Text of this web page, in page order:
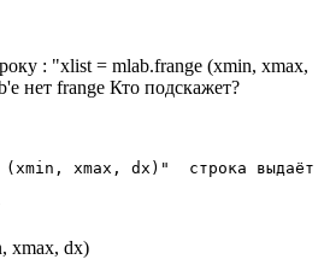
: "xlist = mlab.frange (xmin, xmax,
нет frange Кто подскажет?
xmax, dx)